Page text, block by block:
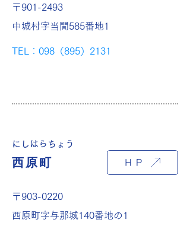
〒901-2493
中城村字当間585番地1
TEL：098（895）2131
にしはらちょう
西原町 ＨＰ
〒903-0220
西原町字与那城140番地の1